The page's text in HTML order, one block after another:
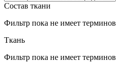
Состав ткани
Фильтр пока не имеет терминов
Ткань
Фильтр пока не имеет терминов